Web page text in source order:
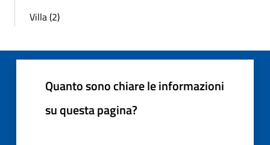
Villa (2)
Quanto sono chiare le informazioni
su questa pagina?